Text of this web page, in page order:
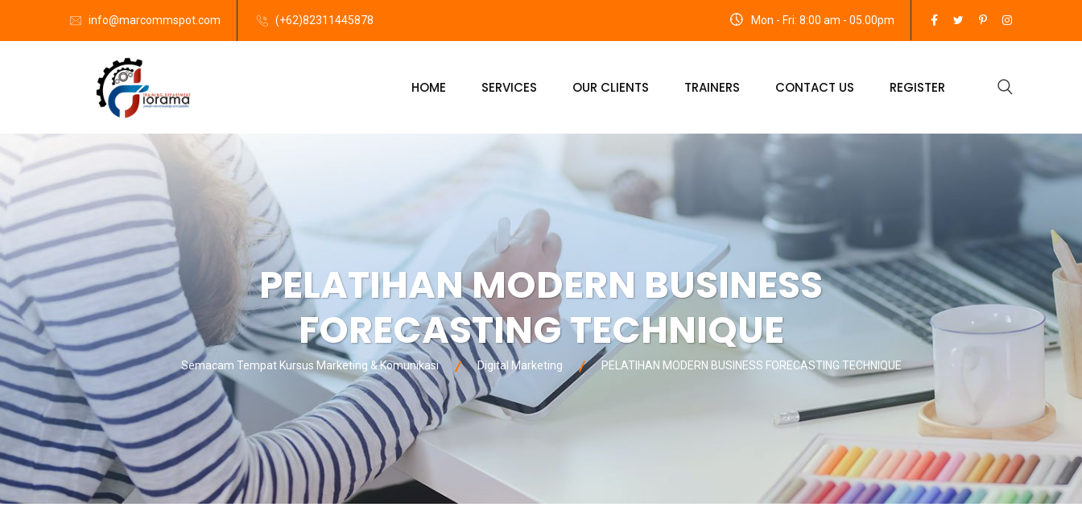
info@marcommspot.com (+62)82311445878 Mon - Fri: 8:00 am - 05.00pm
HOME SERVICES OUR CLIENTS TRAINERS CONTACT US REGISTER
PELATIHAN MODERN BUSINESS
FORECASTING TECHNIQUE
Semacam Tempat Kursus Marketing & Komunikasi Digital Marketing PELATIHAN MODERN BUSINESS FORECASTING TECHNIQUE